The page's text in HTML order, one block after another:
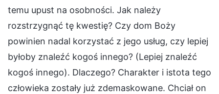
temu upust na osobności. Jak należy
rozstrzygnąć tę kwestię? Czy dom Boży
powinien nadal korzystać z jego usług, czy lepiej
byłoby znaleźć kogoś innego? (Lepiej znaleźć
kogoś innego). Dlaczego? Charakter i istota tego
człowieka zostały już zdemaskowane. Chciał on